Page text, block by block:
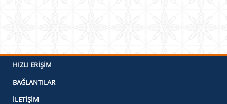
HIZLI ERIŞIM
BAĞLANTILAR
İLETIŞIM